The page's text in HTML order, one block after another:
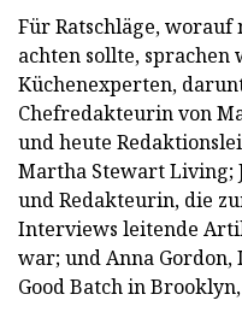
Für Ratschläge,
achten sollte,
Küchenexperten,
Chefredakteurin von
und heute
Martha Stewart Living;
und Redakteurin, die
Interviews leitende
war; und Anna
Good Batch in